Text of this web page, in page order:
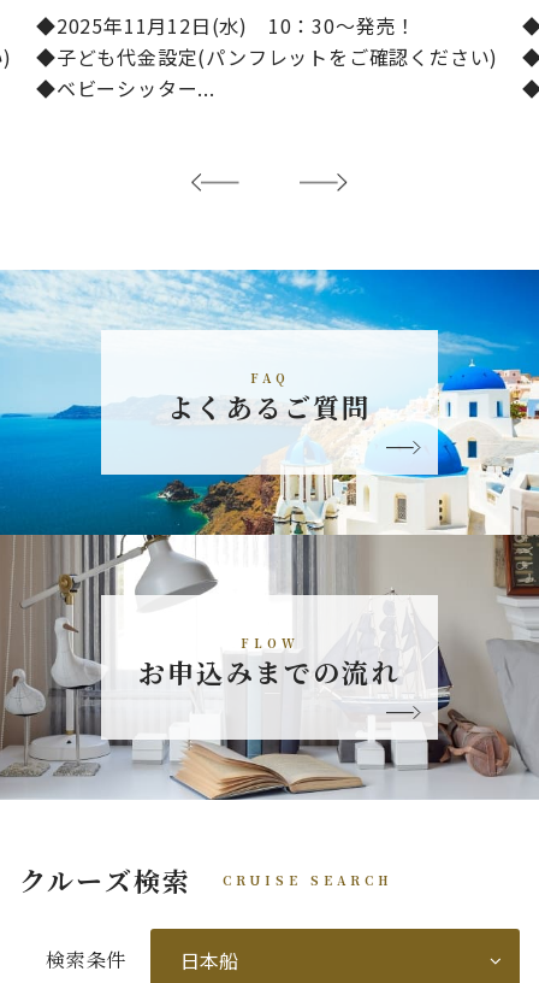
◆2025年11月12日(水) 10：30～発売！
◆子ども代金設定(パンフレットをご確認ください)
◆ベビーシッター...
◆
FAQ
よくあるご質問
FLOW
お申込みまでの流れ
クルーズ検索 CRUISE SEARCH
検索条件